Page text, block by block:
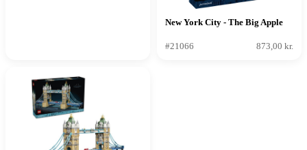
New York City - The Big Apple
#21066 873,00 kr.